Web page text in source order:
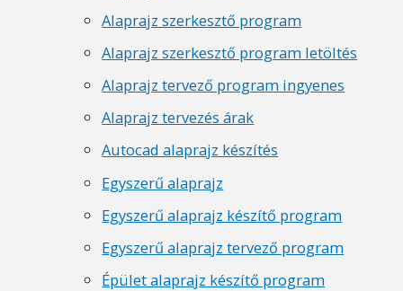
Alaprajz szerkesztő program
Alaprajz szerkesztő program letöltés
Alaprajz tervező program ingyenes
Alaprajz tervezés árak
Autocad alaprajz készítés
Egyszerű alaprajz
Egyszerű alaprajz készítő program
Egyszerű alaprajz tervező program
Épület alaprajz készítő program